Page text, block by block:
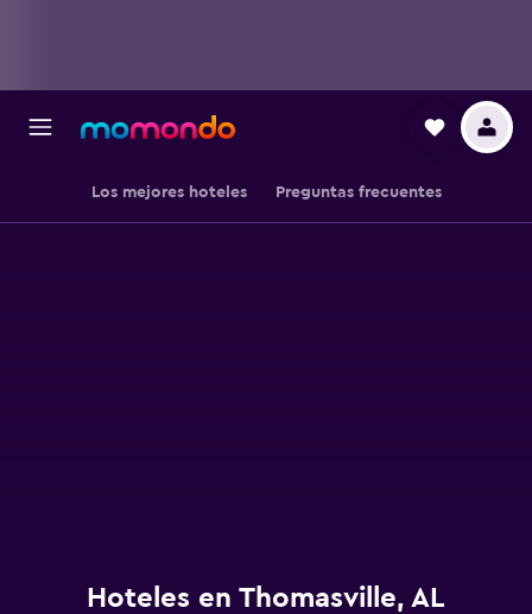
Los mejores hoteles Preguntas frecuentes
Hoteles en Thomasville, AL